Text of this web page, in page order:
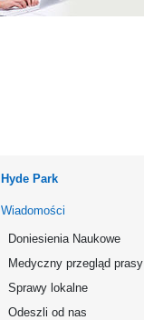
Hyde Park
Wiadomości
Doniesienia Naukowe
Medyczny przegląd prasy
Sprawy lokalne
Odeszli od nas